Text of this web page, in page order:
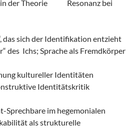
der Theorie Resonanz bei
sich der Identifikation entzieht
des Ichs; Sprache als Fremdkörper
kultureller Identitäten
Identitätskritik
im hegemonialen
als strukturelle